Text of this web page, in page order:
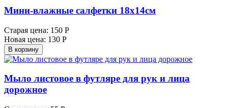
Мини-влажные салфетки 18х14см
Старая цена: 150 Р
Новая цена: 130 Р
В корзину
Мыло листовое в футляре для рук и лица
дорожное